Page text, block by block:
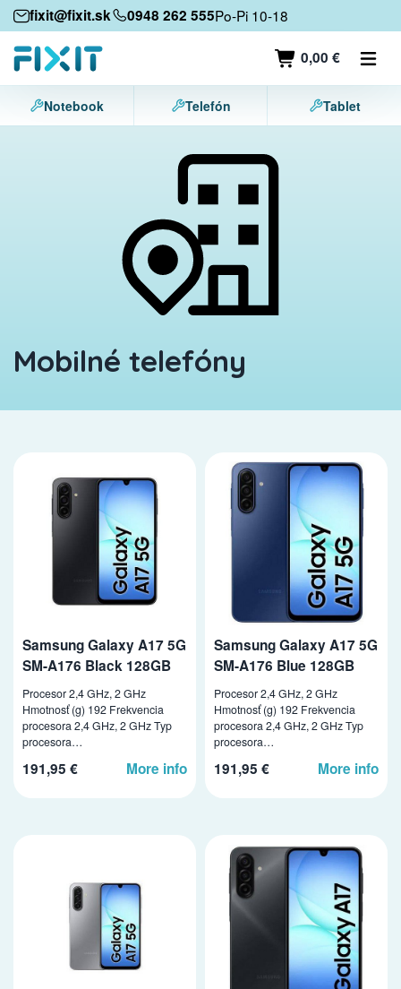
fixit@fixit.sk 0948 262 555Po-Pi 10-18
0,00 €
Mobile devices
Mobile phones
Tablets
Notebook Telefón Tablet
Mobilné telefóny
Samsung Galaxy A17 5G
SM-A176 Black 128GB
Procesor 2,4 GHz, 2 GHz
Hmotnosť (g) 192 Frekvencia
procesora 2,4 GHz, 2 GHz Typ
procesora…
191,95 € More info
Samsung Galaxy A17 5G
SM-A176 Blue 128GB
Procesor 2,4 GHz, 2 GHz
Hmotnosť (g) 192 Frekvencia
procesora 2,4 GHz, 2 GHz Typ
procesora…
191,95 € More info